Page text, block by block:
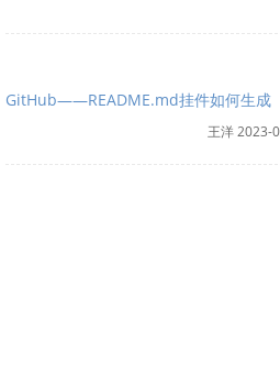
GitHub——README.md挂件如何生成
王洋 2023-